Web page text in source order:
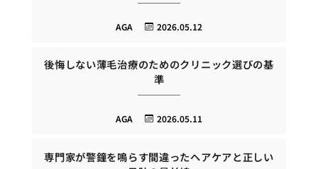
2026.05.12
AGA
後悔しない薄毛治療のためのクリニック選びの基
準
2026.05.11
AGA
専門家が警鐘を鳴らす間違ったヘアケアと正しい